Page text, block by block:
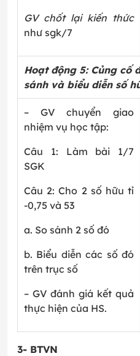
GV chốt lại kiến thức
như sgk/7
Hoạt động 5: Củng cố
sánh và biểu diễn số
– GV chuyển giao
nhiệm vụ học tập:
Câu 1: Làm bài 1/7
SGK
Câu 2: Cho 2 số hữu tỉ
-0,75 và 53
a. So sánh 2 số đó
b. Biểu diễn các số đó
trên trục số
– GV đánh giá kết quả
thực hiện của HS.
3- BTVN